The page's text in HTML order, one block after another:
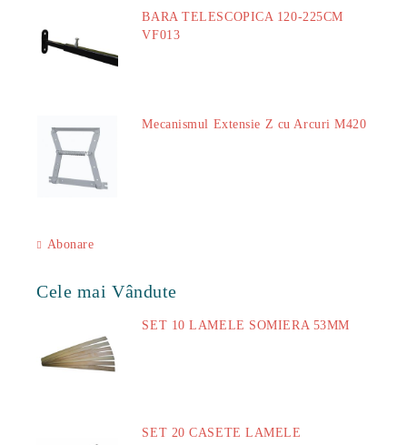
BARA TELESCOPICA 120-225CM
VF013
Mecanismul Extensie Z cu Arcuri M420
Abonare
Cele mai Vândute
SET 10 LAMELE SOMIERA 53MM
SET 20 CASETE LAMELE